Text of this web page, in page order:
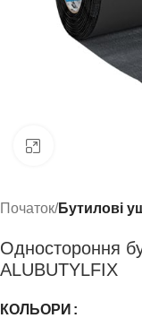
Початок Бутилові
Одностороння
ALUBUTYLFIX
КОЛЬОРИ